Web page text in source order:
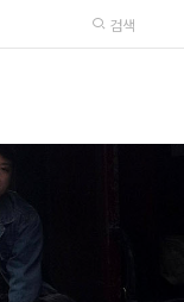
검색